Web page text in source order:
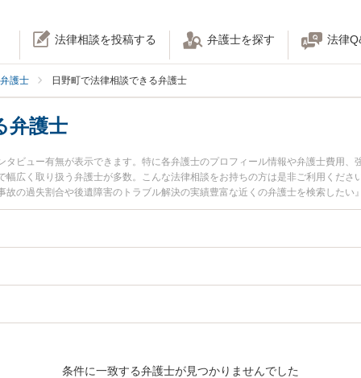
法律相談を投稿する 弁護士を探す 法律
護士 日野町で法律相談できる弁護士
弁護士
ビュー有無が表示できます。特に各弁護士のプロフィール情報や弁護士費用、
広く取り扱う弁護士が多数。こんな法律相談をお持ちの方は是非ご利用くださ
の過失割合や後遺障害のトラブル解決の実績豊富な近くの弁護士を検索したい
どでお困りの相談者さんにおすすめです。
条件に一致する弁護士が見つかりませんでした